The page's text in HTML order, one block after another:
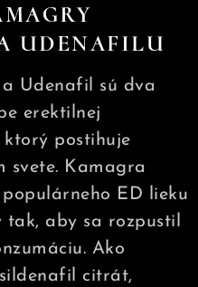
UDENAFILU
Udenafil sú dva
erektilnej
ktorý postihuje
svete. Kamagra
ED lieku
aby sa rozpustil
Ako
citrát,